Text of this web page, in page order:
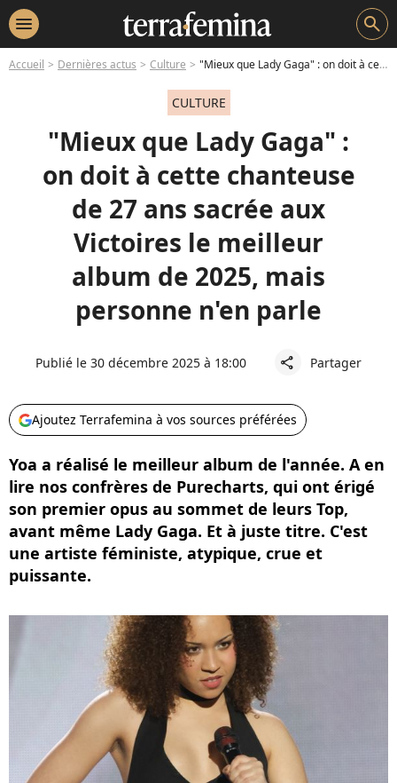
menu search
Accueil Dernières actus Culture "Mieux que Lady Gaga" : on doit à cette chanteuse de 27 ans sacrée aux Victoires le meilleur album de 2025, mais personne n'en parle
CULTURE
"Mieux que Lady Gaga" :
on doit à cette chanteuse
de 27 ans sacrée aux
Victoires le meilleur
album de 2025, mais
personne n'en parle
Publié le 30 décembre 2025 à 18:00 share Partager
Ajoutez Terrafemina à vos sources préférées
Yoa a réalisé le meilleur album de l'année. A en
lire nos confrères de Purecharts, qui ont érigé
son premier opus au sommet de leurs Top,
avant même Lady Gaga. Et à juste titre. C'est
une artiste féministe, atypique, crue et
puissante.